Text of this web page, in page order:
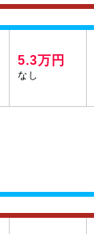
5.3万円
なし